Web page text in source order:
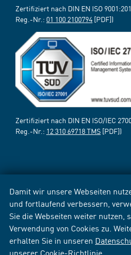
Damit wir unsere Webseiten
und fortlaufend verbessern,
Sie die Webseiten weiter nutzen,
Verwendung von Cookies zu.
erhalten Sie in unseren
unserer Cookie-Richtlinie
Zertifiziert nach DIN EN ISO
Reg.-Nr.: 01 100 2100794 [PDF])
Zertifiziert nach DIN EN ISO/IEC
Reg.-Nr.: 12 310 69718 TMS [PDF])